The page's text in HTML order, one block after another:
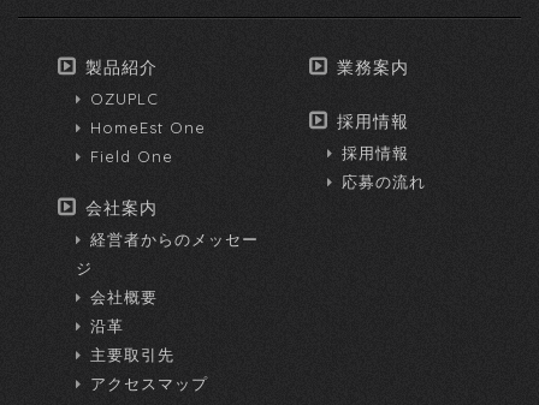
製品紹介
OZUPLC
HomeEst One
Field One
会社案内
経営者からのメッセー
ジ
会社概要
沿革
主要取引先
アクセスマップ
業務案内
採用情報
採用情報
応募の流れ